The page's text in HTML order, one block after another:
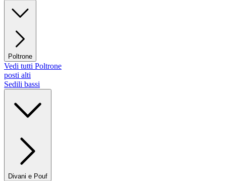
Poltrone
Vedi tutti Poltrone
posti alti
Sedili bassi
Divani e Pouf